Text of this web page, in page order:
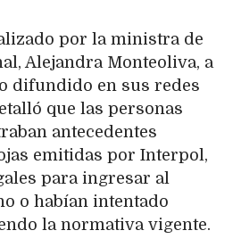
por la ministra de
Alejandra Monteoliva, a
difundido en sus redes
que las personas
antecedentes
emitidas por Interpol,
para ingresar al
o habían intentado
la normativa vigente.